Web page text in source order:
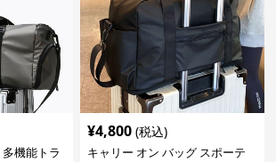
機能トラ
¥4,800 (税込)
キャリー オン バッグ スポーテ